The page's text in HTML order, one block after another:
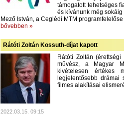
támogatott tehetséges
és kívánunk még
Mező István, a Ceglédi MTM programfelelőse
bővebben »
Rátóti Zoltán Kossuth-díjat kapott
Rátóti Zoltán
művész, a Magyar
kivételesen értékes
legjelentősebb drámai
filmes alakításai
2022.03.15. 09:15